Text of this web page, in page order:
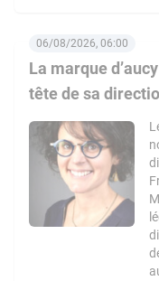
La marque
tête de sa
06/08/2026, 06:00